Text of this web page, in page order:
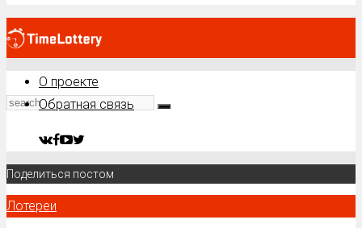
О проекте
Обратная связь
Поделиться постом
Лотереи